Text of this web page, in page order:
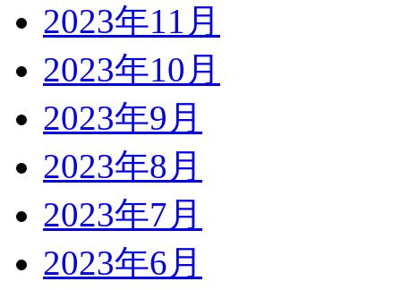
2023年11月
2023年10月
2023年9月
2023年8月
2023年7月
2023年6月